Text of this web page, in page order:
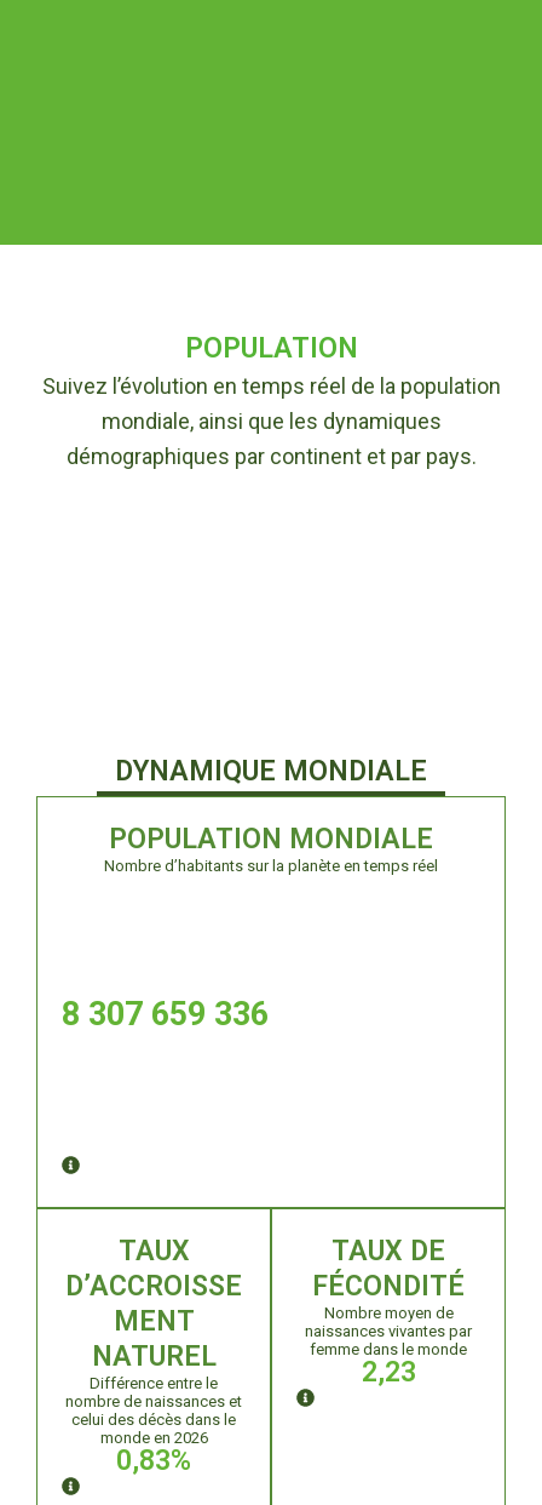
POPULATION
Suivez l’évolution en temps réel de la population
mondiale, ainsi que les dynamiques
démographiques par continent et par pays.
DYNAMIQUE MONDIALE
POPULATION MONDIALE
Nombre d’habitants sur la planète en temps réel
8 307 659 338
TAUX
D’ACCROISSE
MENT
NATUREL
Différence entre le
nombre de naissances et
celui des décès dans le
monde en 2026
0,83%
TAUX DE
FÉCONDITÉ
Nombre moyen de
naissances vivantes par
femme dans le monde
2,23